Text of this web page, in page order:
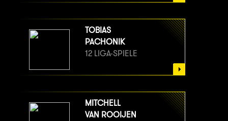
TOBIAS
PACHONIK
12 LIGA-SPIELE
MITCHELL
VAN ROOIJEN